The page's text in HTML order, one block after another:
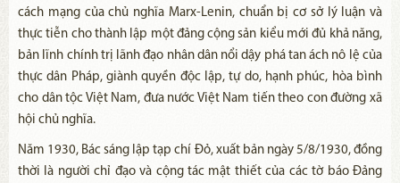
cách mạng của chủ nghĩa Marx-Lenin, chuẩn bị cơ sở lý luận và
thực tiễn cho thành lập một đảng cộng sản kiểu mới đủ khả năng,
bản lĩnh chính trị lãnh đạo nhân dân nổi dậy phá tan ách nô lệ của
thực dân Pháp, giành quyền độc lập, tự do, hạnh phúc, hòa bình
cho dân tộc Việt Nam, đưa nước Việt Nam tiến theo con đường xã
hội chủ nghĩa.
Năm 1930, Bác sáng lập tạp chí Đỏ, xuất bản ngày 5/8/1930, đồng
thời là người chỉ đạo và cộng tác mật thiết của các tờ báo Đảng